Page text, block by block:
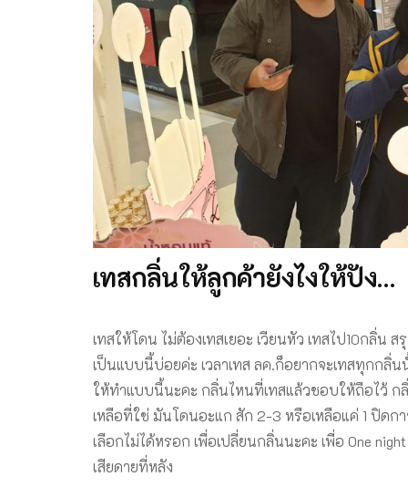
เทสกลิ่นให้ลูกค้ายังไงให้ปัง…
เทสให้โดน ไม่ต้องเทสเยอะ เวียนหัว เทสไป10กลิ่
เป็นแบบนี้บ่อยค่ะ เวลาเทส ลค.ก็อยากจะเทสทุกกลิ่
ให้ทำแบบนี้นะคะ กลิ่นไหนที่เทสแล้วชอบให้ถือไว้ ก
เหลือที่ใช่ มันโดนอะแก สัก 2-3 หรือเหลือแค่ 1 ปิดก
เลือกไม่ได้หรอก เพื่อเปลี่ยนกลิ่นนะคะ เพื่อ 0ne
เสียดายที่หลัง